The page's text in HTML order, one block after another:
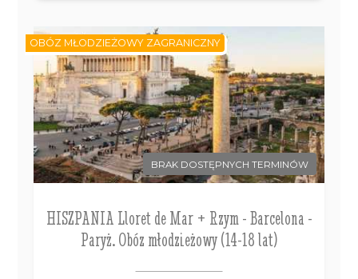
BRAK DOSTĘPNYCH TERMINÓW
HISZPANIA Lloret de Mar + Rzym - Barcelona -
Paryż. Obóz młodzieżowy (14-18 lat)
OBÓZ MŁODZIEŻOWY ZAGRANICZNY